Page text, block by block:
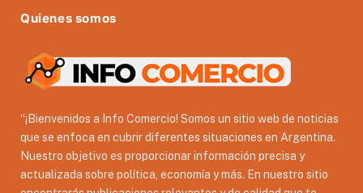
Quienes somos
“¡Bienvenidos a Info Comercio! Somos un sitio web de noticias
que se enfoca en cubrir diferentes situaciones en Argentina.
Nuestro objetivo es proporcionar información precisa y
actualizada sobre política, economía y más. En nuestro sitio